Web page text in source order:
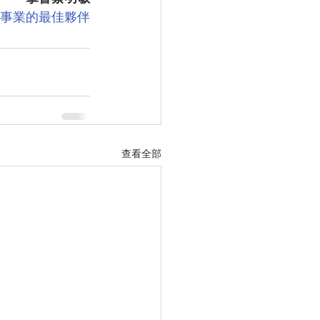
業的最佳夥伴
查看全部